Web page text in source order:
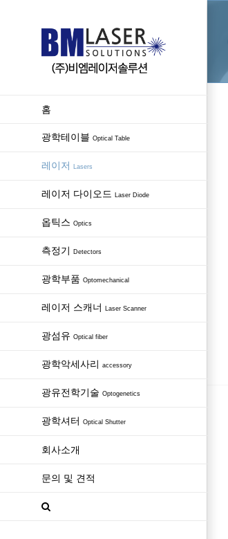
홈
광학테이블 Optical Table
레이저 Lasers
레이저 다이오드 Laser Diode
옵틱스 Optics
측정기 Detectors
광학부품 Optomechanical
레이저 스캐너 Laser Scanner
광섬유 Optical fiber
광학악세사리 accessory
광유전학기술 Optogenetics
광학셔터 Optical Shutter
회사소개
문의 및 견적